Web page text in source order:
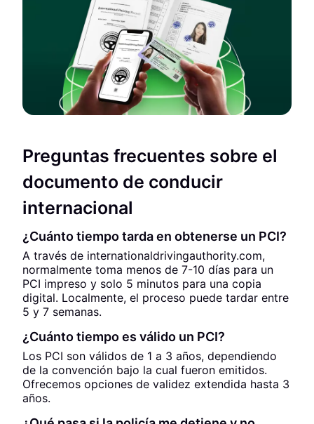
Preguntas frecuentes sobre el
documento de conducir
internacional
¿Cuánto tiempo tarda en obtenerse un PCI?
A través de internationaldrivingauthority.com,
normalmente toma menos de 7-10 días para un
PCI impreso y solo 5 minutos para una copia
digital. Localmente, el proceso puede tardar entre
5 y 7 semanas.
¿Cuánto tiempo es válido un PCI?
Los PCI son válidos de 1 a 3 años, dependiendo
de la convención bajo la cual fueron emitidos.
Ofrecemos opciones de validez extendida hasta 3
años.